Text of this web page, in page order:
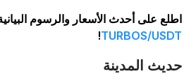
على أحدث الأسعار والرسوم البيانية
TURBOS/
!
المدينة